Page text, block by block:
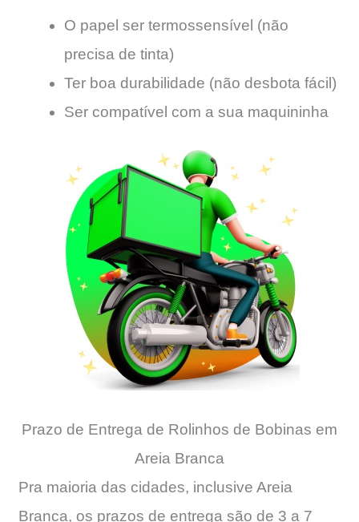
O papel ser termossensível (não
precisa de tinta)
Ter boa durabilidade (não desbota fácil)
Ser compatível com a sua maquininha
Prazo de Entrega de Rolinhos de Bobinas em
Areia Branca
Pra maioria das cidades, inclusive Areia
Branca, os prazos de entrega são de 3 a 7